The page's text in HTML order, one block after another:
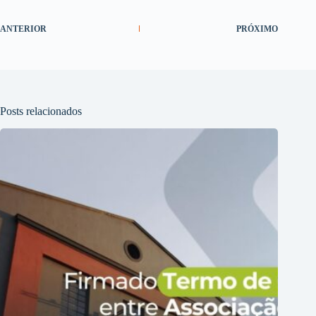
ANTERIOR PRÓXIMO
Posts relacionados